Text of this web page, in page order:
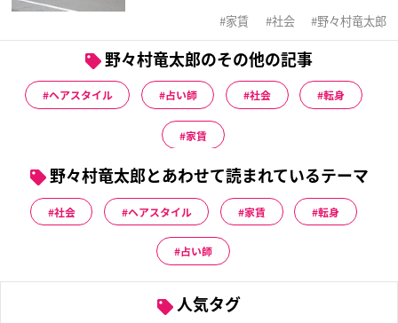
家賃 社会 野々村竜太郎
野々村竜太郎のその他の記事
ヘアスタイル 占い師 社会 転身
家賃
野々村竜太郎とあわせて読まれているテーマ
社会 ヘアスタイル 家賃 転身
占い師
人気タグ